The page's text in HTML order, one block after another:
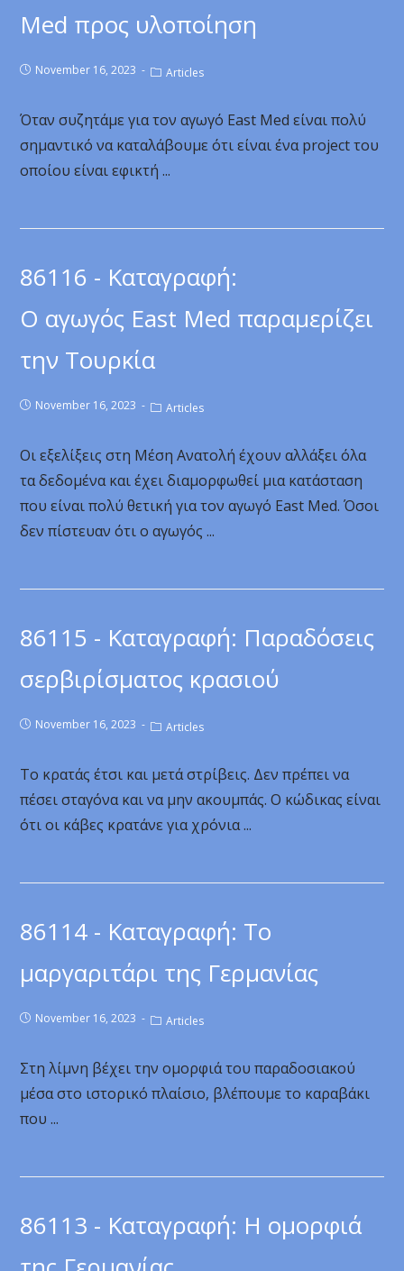
Med προς υλοποίηση
November 16, 2023 Articles
Όταν συζητάμε για τον αγωγό East Med είναι πολύ
σημαντικό να καταλάβουμε ότι είναι ένα project του
οποίου είναι εφικτή ...
86116 - Καταγραφή:
Ο αγωγός East Med παραμερίζει
την Τουρκία
November 16, 2023 Articles
Οι εξελίξεις στη Μέση Ανατολή έχουν αλλάξει όλα
τα δεδομένα και έχει διαμορφωθεί μια κατάσταση
που είναι πολύ θετική για τον αγωγό East Med. Όσοι
δεν πίστευαν ότι ο αγωγός ...
86115 - Καταγραφή: Παραδόσεις
σερβιρίσματος κρασιού
November 16, 2023 Articles
Το κρατάς έτσι και μετά στρίβεις. Δεν πρέπει να
πέσει σταγόνα και να μην ακουμπάς. Ο κώδικας είναι
ότι οι κάβες κρατάνε για χρόνια ...
86114 - Καταγραφή: Το
μαργαριτάρι της Γερμανίας
November 16, 2023 Articles
Στη λίμνη βέχει την ομορφιά του παραδοσιακού
μέσα στο ιστορικό πλαίσιο, βλέπουμε το καραβάκι
που ...
86113 - Καταγραφή: Η ομορφιά